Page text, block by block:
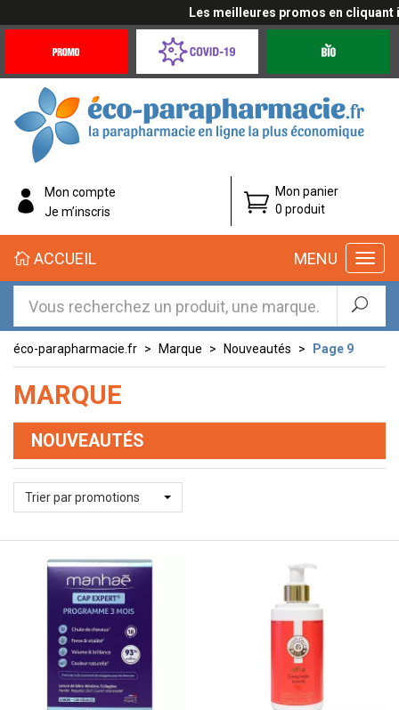
Les meilleures promos en cliquant ici
Offres
Coronavirus
éco-
parapharmacie.fr
éco-
parapharmacie.fr
Mon compte
Je m’inscris
Mon panier
0 produit
MENU
ACCUEIL
éco-parapharmacie.fr Marque Nouveautés Page 9
MARQUE
NOUVEAUTÉS
Trier par promotions